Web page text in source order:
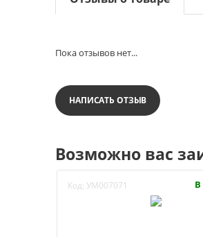
Пока отзывов нет...
НАПИСАТЬ ОТЗЫВ
Возможно вас
Код: УМ007071